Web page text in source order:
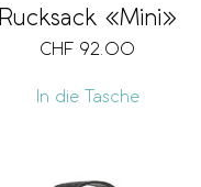
Rucksack «Mini»
CHF 92.00
In die Tasche